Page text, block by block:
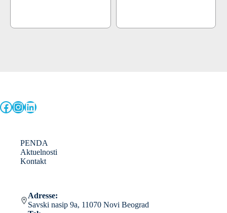
Facebook
Instagram
LinkedIn
PENDA
Aktuelnosti
Kontakt
Adresse:
Savski nasip 9a, 11070 Novi Beograd